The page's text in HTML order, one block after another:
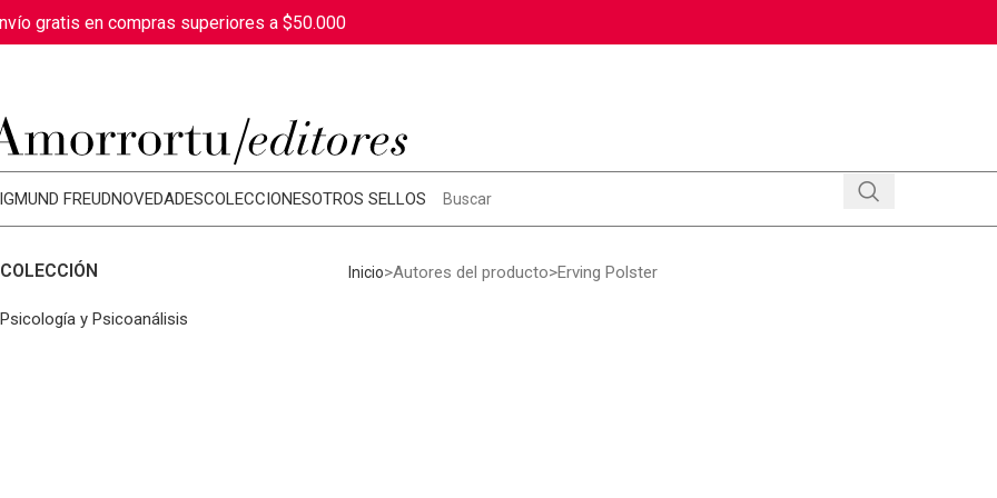
gratis en compras superiores a $50.000
FREUDNOVEDADESCOLECCIONESOTROS SELLOS
COLECCIÓN
Psicología y Psicoanálisis
Inicio Autores del producto Erving Polster